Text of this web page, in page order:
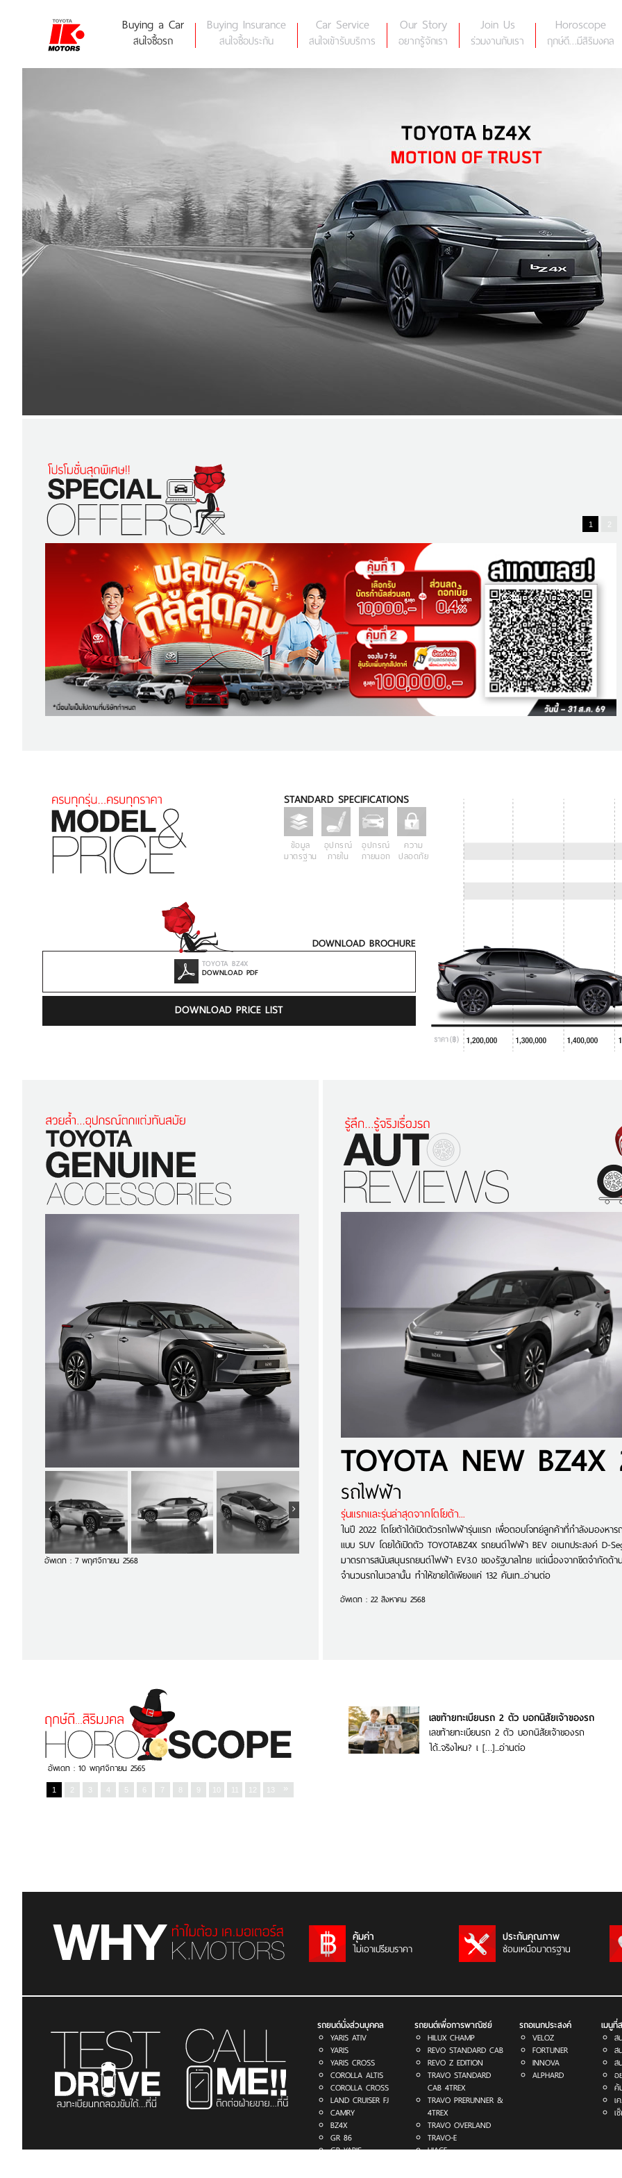
Buying a Car
สนใจซื้อรถ
Buying Insurance
สนใจซื้อประกัน
Car Service
สนใจเข้ารับบริการ
Our Story
อยากรู้จักเรา
Join Us
ร่วมงานกับเรา
Horoscope
ฤกษ์ดี…มีสิริมงคล
STANDARD SPECIFICATIONS
ข้อมูล
มาตรฐาน
อุปกรณ์
ภายใน
อุปกรณ์
ภายนอก
ความ
ปลอดภัย
DOWNLOAD BROCHURE
TOYOTA BZ4X
DOWNLOAD PDF
DOWNLOAD PRICE LIST
อัพเดท : 7 พฤศจิกายน 2568
รถไฟฟ้า
รุ่นแรกและรุ่นล่าสุดจากโตโยต้า...
ในปี 2022 โตโยต้าได้เปิดตัวรถไฟฟ้ารุ่นแรก เพื่อตอบโจทย์ลูกค้าที่กำลังมองหา
แบบ SUV โดยได้เปิดตัว TOYOTABZ4X รถยนต์ไฟฟ้า BEV อเนกประสงค์ D-
มาตรการสนับสนุนรถยนต์ไฟฟ้า EV3.0 ของรัฐบาลไทย แต่เนื่องจากขีดจำกัดด้า
จำนวนรถในเวลานั้น ทำให้ขายได้เพียงแค่ 132 คันเท...อ่านต่อ
อัพเดท : 22 สิงหาคม 2568
อัพเดท : 10 พฤศจิกายน 2565
»
ใหม่” 1.พาน
“เคล็ด” ขับรถออกจากโชว์รูมให้เดินทางปลอดภัย
ขับรถชนกล่อง…. เริ่มจากวันแรกที่ออกรถกันเลย
ครับ หลายคนอ […]... อ่านต่อ
เลขท้ายทะเบียนรถ 2 ตัว บอกนิสัยเจ้าของรถ
เลขท้ายทะเบียนรถ 2 ตัว บอกนิสัยเจ้าของรถ
ได้..จริงไหม? เ […]...อ่านต่อ
คุ้มค่า
ไม่เอาเปรียบราคา
ประกันคุณภาพ
ซ่อมเหนือมาตรฐาน
รถยนต์นั่งส่วนบุคคล
YARIS ATIV
YARIS
YARIS CROSS
COROLLA ALTIS
COROLLA CROSS
LAND CRUISER FJ
CAMRY
BZ4X
GR 86
GR YARIS
รถยนต์เพื่อการพาณิชย์
HILUX CHAMP
REVO STANDARD CAB
REVO Z EDITION
TRAVO STANDARD
CAB 4TREX
TRAVO PRERUNNER &
4TREX
TRAVO OVERLAND
TRAVO-E
HIACE
รถอเนกประสงค์
VELOZ
FORTUNER
INNOVA
ALPHARD
เมนูที่
ส
ส
ส
อ
ค้
เ
เ